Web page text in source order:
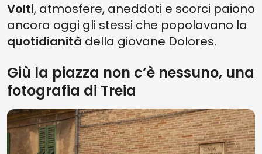
Volti, atmosfere, aneddoti e scorci paiono
ancora oggi gli stessi che popolavano la
quotidianità della giovane Dolores.
Giù la piazza non c’è nessuno, una
fotografia di Treia